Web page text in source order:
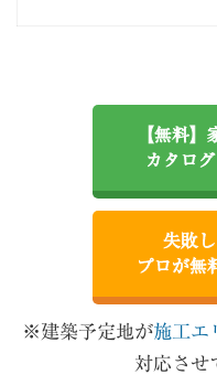
【無料】
カタロ
失敗
プロが無
※建築予定地が施工エ
対応させ